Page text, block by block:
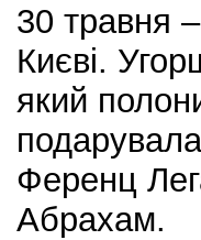
30 травня
Києві.
який
Ференц
Абрахам.